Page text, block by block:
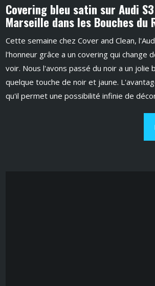
Covering bleu satin sur Audi
Marseille dans les Bouches du
Cette semaine chez Cover and Clean,
l'honneur grâce a un covering qui change
voir. Nous l'avons passé du noir a un jolie
quelque touche de noir et jaune.
qu'il permet une possibilité infinie de